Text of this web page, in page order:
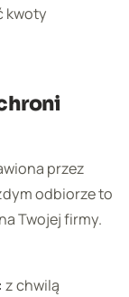
kwoty
przez
odbiorze to
Twojej firmy.
z chwilą